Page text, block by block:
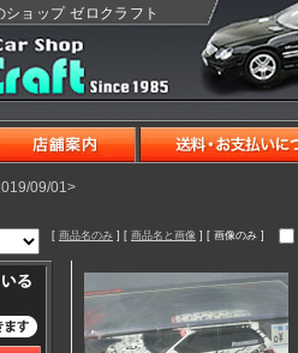
ショップ ゼロクラフト
09/01>
[ 商品名のみ ] [ 商品名と画像 ] [ 画像のみ ]